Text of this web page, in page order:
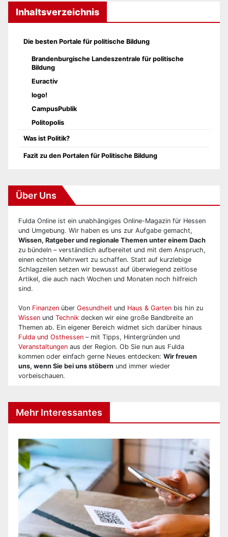
Inhaltsverzeichnis
Die besten Portale für politische Bildung
Brandenburgische Landeszentrale für politische
Bildung
Euractiv
logo!
CampusPublik
Politopolis
Was ist Politik?
Fazit zu den Portalen für Politische Bildung
Über Uns
Fulda Online ist ein unabhängiges Online-Magazin für Hessen
und Umgebung. Wir haben es uns zur Aufgabe gemacht,
Wissen, Ratgeber und regionale Themen unter einem Dach
zu bündeln – verständlich aufbereitet und mit dem Anspruch,
einen echten Mehrwert zu schaffen. Statt auf kurzlebige
Schlagzeilen setzen wir bewusst auf überwiegend zeitlose
Artikel, die auch nach Wochen und Monaten noch hilfreich
sind.
Von Finanzen über Gesundheit und Haus & Garten bis hin zu
Wissen und Technik decken wir eine große Bandbreite an
Themen ab. Ein eigener Bereich widmet sich darüber hinaus
Fulda und Osthessen – mit Tipps, Hintergründen und
Veranstaltungen aus der Region. Ob Sie nun aus Fulda
kommen oder einfach gerne Neues entdecken: Wir freuen
uns, wenn Sie bei uns stöbern und immer wieder
vorbeischauen.
Mehr Interessantes